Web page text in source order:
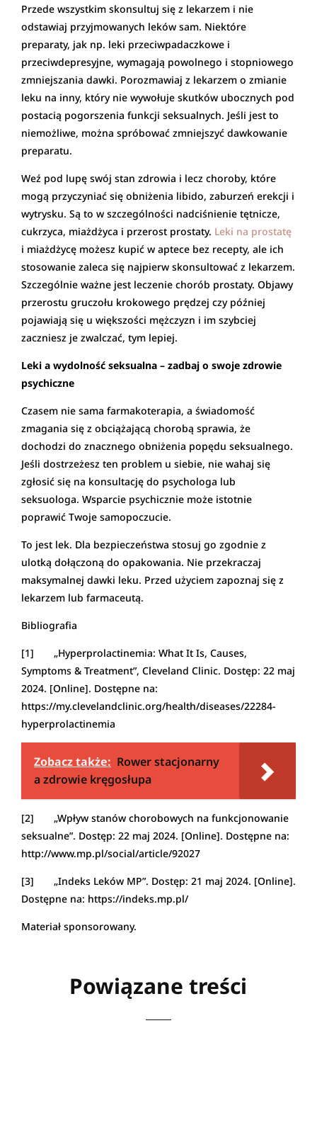
Przede wszystkim skonsultuj się z lekarzem i nie
odstawiaj przyjmowanych leków sam. Niektóre
preparaty, jak np. leki przeciwpadaczkowe i
przeciwdepresyjne, wymagają powolnego i stopniowego
zmniejszania dawki. Porozmawiaj z lekarzem o zmianie
leku na inny, który nie wywołuje skutków ubocznych pod
postacią pogorszenia funkcji seksualnych. Jeśli jest to
niemożliwe, można spróbować zmniejszyć dawkowanie
preparatu.
Weź pod lupę swój stan zdrowia i lecz choroby, które
mogą przyczyniać się obniżenia libido, zaburzeń erekcji i
wytrysku. Są to w szczególności nadciśnienie tętnicze,
cukrzyca, miażdżyca i przerost prostaty. Leki na prostatę
i miażdżycę możesz kupić w aptece bez recepty, ale ich
stosowanie zaleca się najpierw skonsultować z lekarzem.
Szczególnie ważne jest leczenie chorób prostaty. Objawy
przerostu gruczołu krokowego prędzej czy później
pojawiają się u większości mężczyzn i im szybciej
zaczniesz je zwalczać, tym lepiej.
Leki a wydolność seksualna – zadbaj o swoje zdrowie
psychiczne
Czasem nie sama farmakoterapia, a świadomość
zmagania się z obciążającą chorobą sprawia, że
dochodzi do znacznego obniżenia popędu seksualnego.
Jeśli dostrzeżesz ten problem u siebie, nie wahaj się
zgłosić się na konsultację do psychologa lub
seksuologa. Wsparcie psychicznie może istotnie
poprawić Twoje samopoczucie.
To jest lek. Dla bezpieczeństwa stosuj go zgodnie z
ulotką dołączoną do opakowania. Nie przekraczaj
maksymalnej dawki leku. Przed użyciem zapoznaj się z
lekarzem lub farmaceutą.
Bibliografia
[1] „Hyperprolactinemia: What It Is, Causes,
Symptoms & Treatment”, Cleveland Clinic. Dostęp: 22 maj
2024. [Online]. Dostępne na:
https://my.clevelandclinic.org/health/diseases/22284-
hyperprolactinemia
Zobacz także: Rower stacjonarny
a zdrowie kręgosłupa
[2] „Wpływ stanów chorobowych na funkcjonowanie
seksualne”. Dostęp: 22 maj 2024. [Online]. Dostępne na:
http://www.mp.pl/social/article/92027
[3] „Indeks Leków MP”. Dostęp: 21 maj 2024. [Online].
Dostępne na: https://indeks.mp.pl/
Materiał sponsorowany.
Powiązane treści